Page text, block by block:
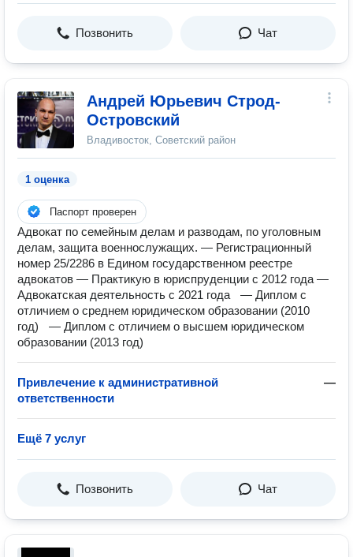
Позвонить Чат
Андрей Юрьевич Строд-
Островский
Владивосток, Советский район
1 оценка
Паспорт проверен
Адвокат по семейным делам и разводам, по уголовным
делам, защита военнослужащих. — Регистрационный
номер 25/2286 в Едином государственном реестре
адвокатов — Практикую в юриспруденции с 2012 года —
Адвокатская деятельность с 2021 года — Диплом с
отличием о среднем юридическом образовании (2010
год) — Диплом с отличием о высшем юридическом
образовании (2013 год)
Привлечение к административной
ответственности
—
Ещё 7 услуг
Позвонить Чат